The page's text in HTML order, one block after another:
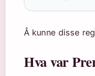
Å kunne disse
Hva var